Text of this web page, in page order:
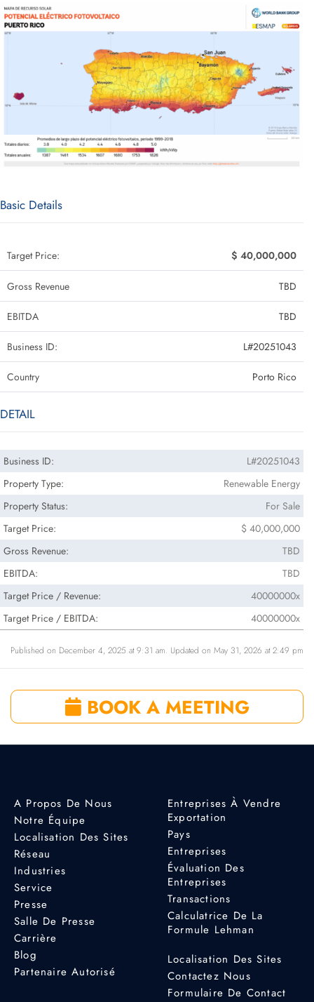
Basic Details
Target Price: $ 40,000,000
Gross Revenue TBD
EBITDA TBD
Business ID: L#20251043
Country Porto Rico
DETAIL
Business ID:
L#20251043
Property Type:
Renewable Energy
Property Status:
For Sale
Target Price:
$ 40,000,000
Gross Revenue:
TBD
EBITDA:
TBD
Target Price / Revenue:
40000000x
Target Price / EBITDA:
40000000x
Published on December 4, 2025 at 9:31 am. Updated on May 31, 2026 at 2:49 pm
BOOK A MEETING
A Propos De Nous
Notre Équipe
Localisation Des Sites
Réseau
Industries
Service
Presse
Salle De Presse
Carrière
Blog
Partenaire Autorisé
Entreprises À Vendre
Exportation
Pays
Entreprises
Évaluation Des
Entreprises
Transactions
Calculatrice De La
Formule Lehman
Localisation Des Sites
Contactez Nous
Formulaire De Contact